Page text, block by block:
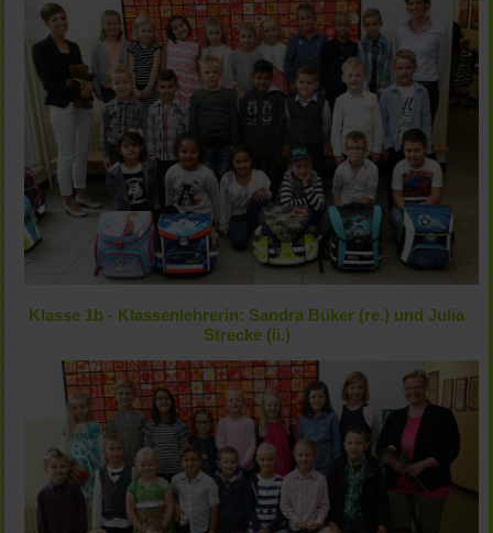
Klasse 1b - Klassenlehrerin: Sandra Büker (re.) und Julia
Strecke (li.)